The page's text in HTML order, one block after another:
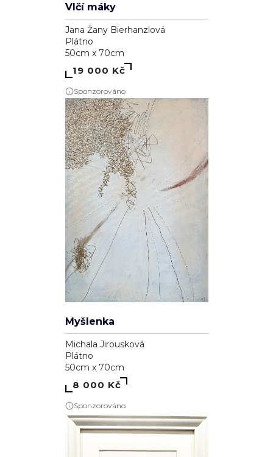
Vlčí máky
Jana Žany Bierhanzlová
Plátno
50cm x 70cm
19 000 Kč
Sponzorováno
Myšlenka
Michala Jirousková
Plátno
50cm x 70cm
8 000 Kč
Sponzorováno